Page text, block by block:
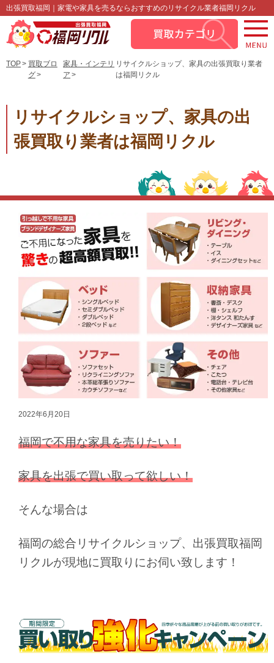
出張買取福岡｜家電や家具を売るならおすすめのリサイクル業者福岡リクル
TOP
買取ブロ
グ
家具・インテリ
ア
リサイクルショップ、家具の出張買取り業者
は福岡リクル
リサイクルショップ、家具の出
張買取り業者は福岡リクル
2022年6月20日
福岡で不用な家具を売りたい！
家具を出張で買い取って欲しい！
そんな場合は
福岡の総合リサイクルショップ、出張買取福岡
リクルが現地に買取りにお伺い致します！